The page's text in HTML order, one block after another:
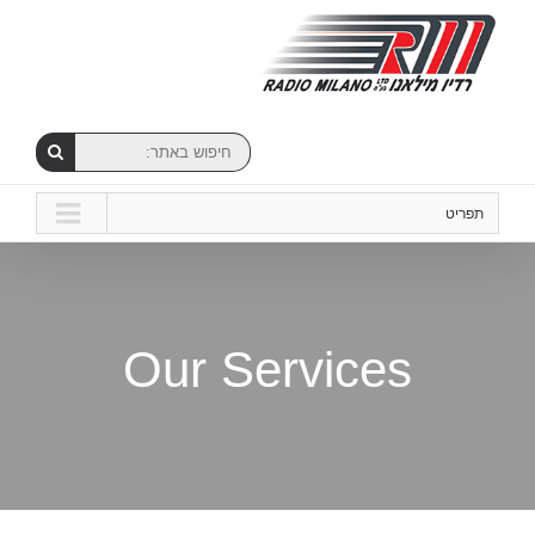
תפריט
Our Services